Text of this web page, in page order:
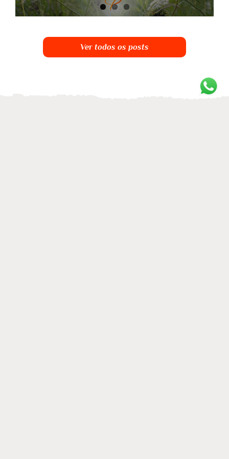
Ver todos os posts